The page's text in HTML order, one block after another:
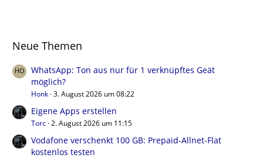
Neue Themen
WhatsApp: Ton aus nur für 1 verknüpftes Geät
möglich?
Honk 3. August 2026 um 08:22
Eigene Apps erstellen
Torc 2. August 2026 um 11:15
Vodafone verschenkt 100 GB: Prepaid-Allnet-Flat
kostenlos testen